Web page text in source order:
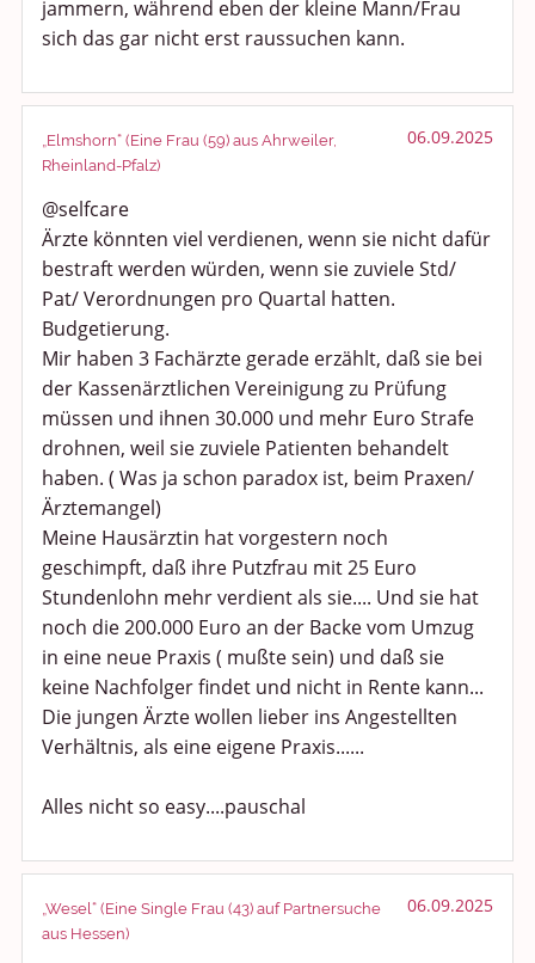
jammern, während eben der kleine Mann/Frau
sich das gar nicht erst raussuchen kann.
„Elmshorn“ (Eine Frau (59) aus Ahrweiler,
Rheinland-Pfalz)
06.09.2025
@selfcare
Ärzte könnten viel verdienen, wenn sie nicht dafür
bestraft werden würden, wenn sie zuviele Std/
Pat/ Verordnungen pro Quartal hatten.
Budgetierung.
Mir haben 3 Fachärzte gerade erzählt, daß sie bei
der Kassenärztlichen Vereinigung zu Prüfung
müssen und ihnen 30.000 und mehr Euro Strafe
drohnen, weil sie zuviele Patienten behandelt
haben. ( Was ja schon paradox ist, beim Praxen/
Ärztemangel)
Meine Hausärztin hat vorgestern noch
geschimpft, daß ihre Putzfrau mit 25 Euro
Stundenlohn mehr verdient als sie.... Und sie hat
noch die 200.000 Euro an der Backe vom Umzug
in eine neue Praxis ( mußte sein) und daß sie
keine Nachfolger findet und nicht in Rente kann...
Die jungen Ärzte wollen lieber ins Angestellten
Verhältnis, als eine eigene Praxis......
Alles nicht so easy....pauschal
„Wesel“ (Eine Single Frau (43) auf Partnersuche
aus Hessen)
06.09.2025